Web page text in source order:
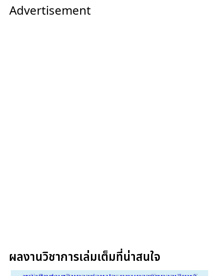
Advertisement
ผลงานวิชาการเล่มเต็มที่น่าสนใจ